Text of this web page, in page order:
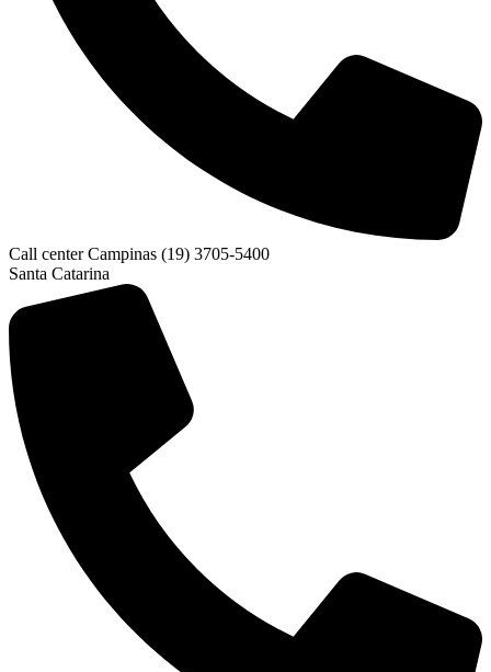
Call center Campinas (19) 3705-5400
Santa Catarina